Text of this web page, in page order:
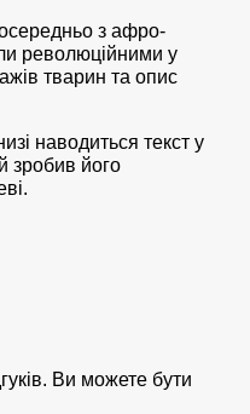
з афро-
революційними у
тварин та опис
наводиться текст у
зробив його
Ви можете бути